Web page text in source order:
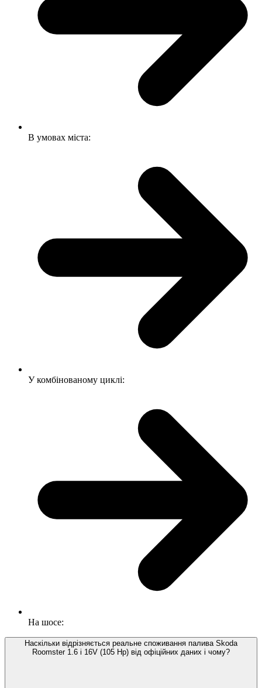
В умовах міста:
У комбінованому циклі:
На шосе:
Наскільки відрізняється реальне споживання палива Skoda
Roomster 1.6 i 16V (105 Hp) від офіційних даних і чому?